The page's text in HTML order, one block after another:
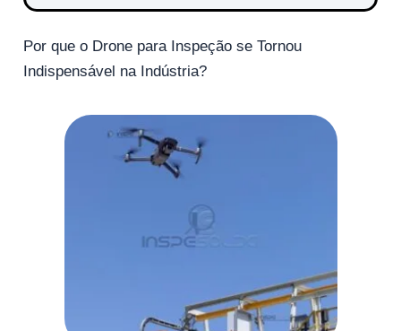
Por que o Drone para Inspeção se Tornou
Indispensável na Indústria?